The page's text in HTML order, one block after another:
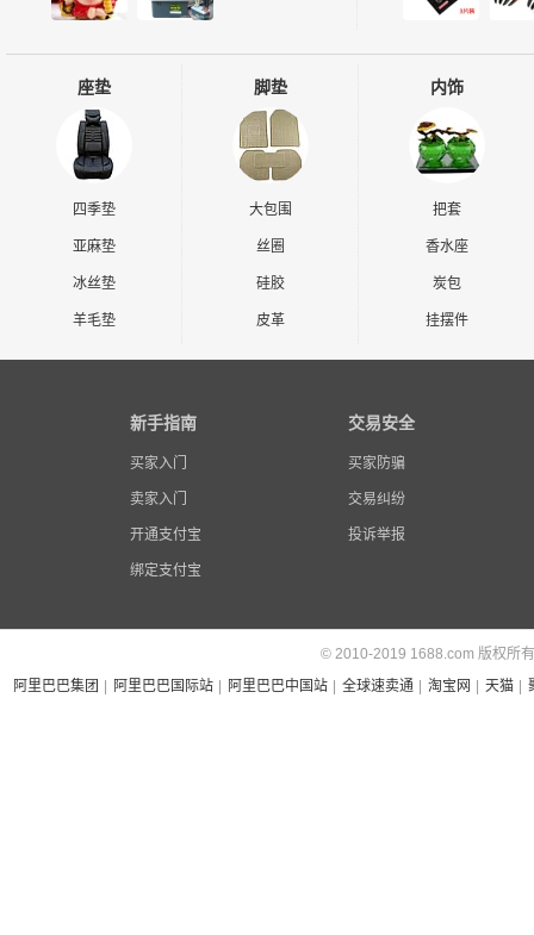
座垫
四季垫
亚麻垫
冰丝垫
羊毛垫
脚垫
大包围
丝圈
硅胶
皮革
内饰
把套
香水座
炭包
挂摆件
新手指南
买家入门
卖家入门
开通支付宝
绑定支付宝
交易安全
买家防骗
交易纠纷
投诉举报
© 2010-2019 1688.com 版权所有
阿里巴巴集团
阿里巴巴国际站 阿里巴巴中国站 全球速卖通 淘宝网 天猫